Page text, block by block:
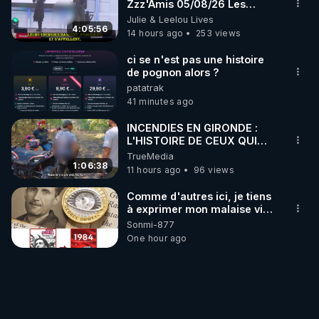
balle dans le pied sans nos
chaines CrowdBunker n'est
plus rien. Migrez vers les
Odysee, et Tik-Tok", je vous
mettrai les liens en
commentaires. Bisous la
famille.
4:05:56
Zzz'Amis 05/08/26 Les
Zzz'Infos Bonheur de Leelou
Julie & Leelou Lives
14 hours ago
253 views
ci se n'est pas une histoire
de pognon alors ?
patatrak
41 minutes ago
1:06:38
INCENDIES EN GIRONDE :
L'HISTOIRE DE CEUX QUI
SONT RESTÉS
TrueMedia
11 hours ago
96 views
Comme d'autres ici, je tiens
à exprimer mon malaise vis-
à-vis des choix de l'équipe
CrowdBunker quant à
l'évolution de la plateforme.
Sonmi-877
One hour ago